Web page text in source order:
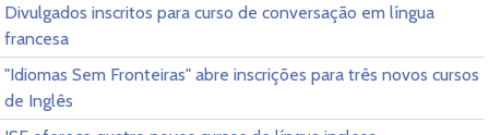
Divulgados inscritos para curso de conversação em língua
francesa
"Idiomas Sem Fronteiras" abre inscrições para três novos cursos
de Inglês